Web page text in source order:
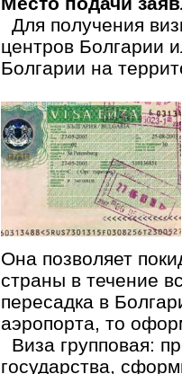
Для получения
центров Болгарии
Болгарии на
Она позволяет
страны в течение
пересадка в
аэропорта, то
Виза групповая:
государства,